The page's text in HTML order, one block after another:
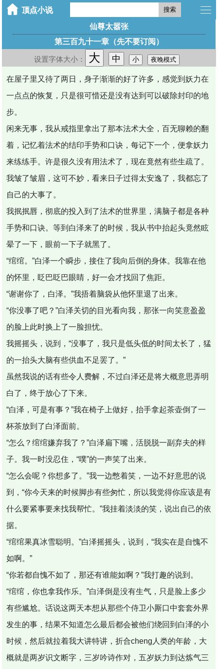
搜索
仙尊太嚣张
第三百九十一章（先不要订阅）
设置字体大小： 大 中 小 夜晚模式
在屋子里又待了两日，身子渐渐的好了许多，感觉到妖力在
一点点的恢复，只是很可惜还是没有达到可以破除封印的地
步。
闲来无事，我从戒指里拿出了那本法术大全，百无聊赖的翻
着，记忆着法术的结印手势和口诀，每记下一个，便拿妖力
来练练手。许是很久没有用法术了，现在竟然有些生疏了。
我皱了皱眉，这可不妙，看来日子过得太安逸了，我都忘了
自己的大事了。
我抿抿唇，彻底的投入到了法术的世界里，满脑子都是各种
手势和口诀。等到白泽来了的时候，我从书中抬起头竟然眩
晕了一下，眼前一下子就黑了。
“绾绾。”白泽一个瞬步，接住了我向后倒的身体。我靠在他
的怀里，眨巴眨巴眼睛，好一会才找回了焦距。
“谢谢你了，白泽。”我捂着脑袋从他怀里退了出来。
“你没事了吧？”白泽关切的目光看向我，那张一向笑意盈盈
的脸上此时换上了一脸担忧。
我摇摇头，说到，“没事了，我只是低头低的时间太长了，猛
的一抬头大脑有些供血不足罢了。”
虽然我说的话有些令人费解，不过白泽还是将大概意思弄明
白了，终于放心了下来。
“白泽，可是有事？”我在椅子上做好，抬手拿起茶壶倒了一
杯茶放到了白泽面前。
“怎么？绾绾嫌弃我了？”白泽扁下嘴，活脱脱一副弃夫的样
子。我一时没忍住，“噗”的一声笑了出来。
“怎么会呢？你想多了。”我一边憋着笑，一边不好意思的说
到，“你今天来的时候脚步有些匆忙，所以我觉得你应该是有
什么要紧事要来找我帮忙。”我挂着淡淡的笑，说出自己的依
据。
“绾绾果真冰雪聪明。”白泽摇摇头，说到，“我实在是自愧不
如啊。”
“你若都自愧不如了，那还有谁能如啊？”我打趣的说到。
“绾绾，你也拿我作乐。”白泽倒是没有生气，只是脸上多少
有些尴尬。话说这两天本想从那些个侍卫小厮口中套套外界
发生的事，结果不知道怎么最后都会被他们绕回到白泽的小
时候，然后就拉着我大讲特讲，折合cheng人类的年龄，大
概就是两岁识文断字，三岁吟诗作对，五岁妖力到达炼气三